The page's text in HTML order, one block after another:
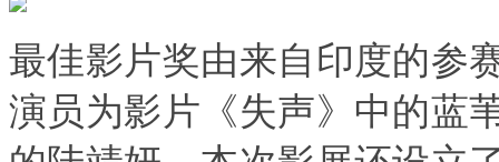
最佳影片奖由来自印度的参
演员为影片《失声》中的蓝